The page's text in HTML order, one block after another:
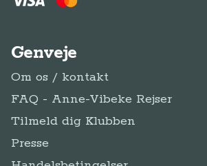
Genveje
Om os / kontakt
FAQ - Anne-Vibeke Rejser
Tilmeld dig Klubben
Presse